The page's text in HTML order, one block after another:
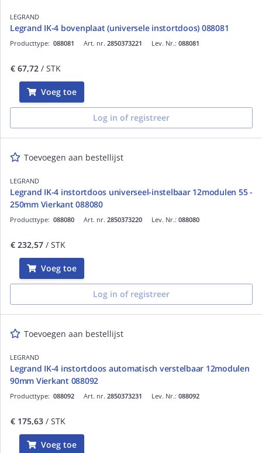
LEGRAND
Legrand IK-4 bovenplaat (universele instortdoos) 088081
Art. nr. 2850373221
Producttype: 088081 Lev. Nr.: 088081
€ 67,72 / STK
Voeg toe
Log in of registreer
Toevoegen aan bestellijst
LEGRAND
Legrand IK-4 instortdoos universeel-instelbaar 12modulen 55 -
250mm Vierkant 088080
Art. nr. 2850373220
Producttype: 088080 Lev. Nr.: 088080
€ 232,57 / STK
Voeg toe
Log in of registreer
Toevoegen aan bestellijst
LEGRAND
Legrand IK-4 instortdoos automatisch verstelbaar 12modulen
90mm Vierkant 088092
Art. nr. 2850373231
Producttype: 088092 Lev. Nr.: 088092
€ 175,63 / STK
Voeg toe